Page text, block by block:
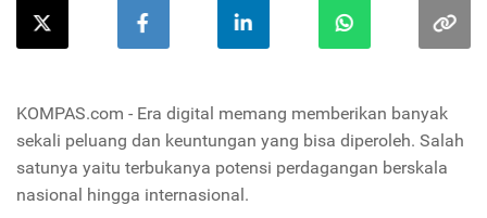
KOMPAS.com - Era digital memang memberikan banyak
sekali peluang dan keuntungan yang bisa diperoleh. Salah
satunya yaitu terbukanya potensi perdagangan berskala
nasional hingga internasional.